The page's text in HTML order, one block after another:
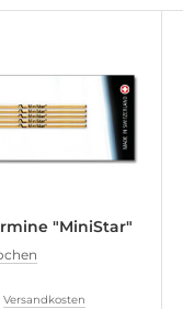
"MiniStar"
Versandkosten